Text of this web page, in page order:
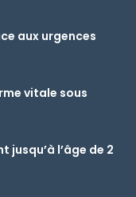
aux urgences
vitale sous
jusqu’à l’âge de 2